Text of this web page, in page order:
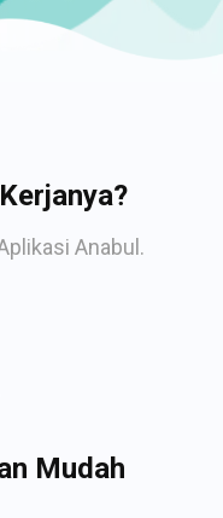
Anabul.
Mudah